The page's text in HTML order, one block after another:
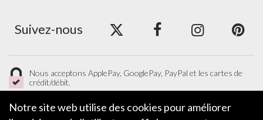
Suivez-nous
Nous acceptons ApplePay, GooglePay, PayPal et les cartes de
crédit/débit.
Notre site web utilise des cookies pour améliorer